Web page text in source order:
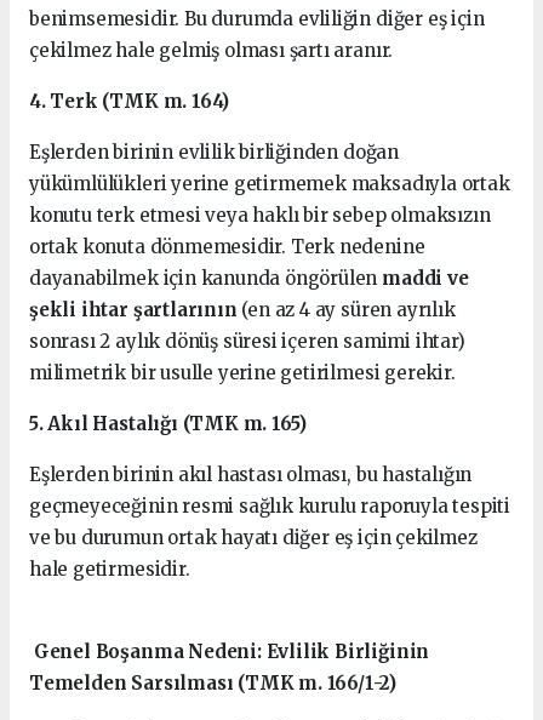
benimsemesidir. Bu durumda evliliğin diğer eş için
çekilmez hale gelmiş olması şartı aranır.
4. Terk (TMK m. 164)
Eşlerden birinin evlilik birliğinden doğan
yükümlülükleri yerine getirmemek maksadıyla ortak
konutu terk etmesi veya haklı bir sebep olmaksızın
ortak konuta dönmemesidir. Terk nedenine
dayanabilmek için kanunda öngörülen maddi ve
şekli ihtar şartlarının (en az 4 ay süren ayrılık
sonrası 2 aylık dönüş süresi içeren samimi ihtar)
milimetrik bir usulle yerine getirilmesi gerekir.
5. Akıl Hastalığı (TMK m. 165)
Eşlerden birinin akıl hastası olması, bu hastalığın
geçmeyeceğinin resmi sağlık kurulu raporuyla tespiti
ve bu durumun ortak hayatı diğer eş için çekilmez
hale getirmesidir.
Genel Boşanma Nedeni: Evlilik Birliğinin
Temelden Sarsılması (TMK m. 166/1-2)